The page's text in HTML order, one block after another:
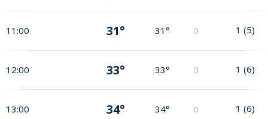
11:00 31° 31° 0 1 (5)
12:00 33° 33° 0 1 (6)
13:00 34° 34° 0 1 (6)